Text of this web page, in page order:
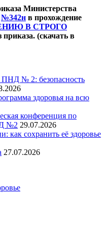
Министерства
№342н в прохождение
В СТРОГО
приказа. (скачать в
ПНД № 2: безопасность
здоровья на всю
конференция по
№2 29.07.2026
как сохранить её здоровье
27.07.2026